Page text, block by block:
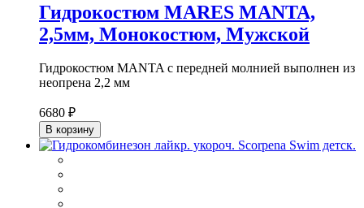
Гидрокостюм MARES MANTA,
2,5мм, Монокостюм, Мужской
Гидрокостюм MANTA с передней молнией выполнен из
неопрена 2,2 мм
6680 ₽
В корзину